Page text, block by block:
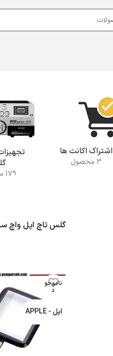
اشتراک اکانت ها
3 محصول
179 محصول
گلس تاچ اپل واچ
ناموجو
د
اپل - APPLE